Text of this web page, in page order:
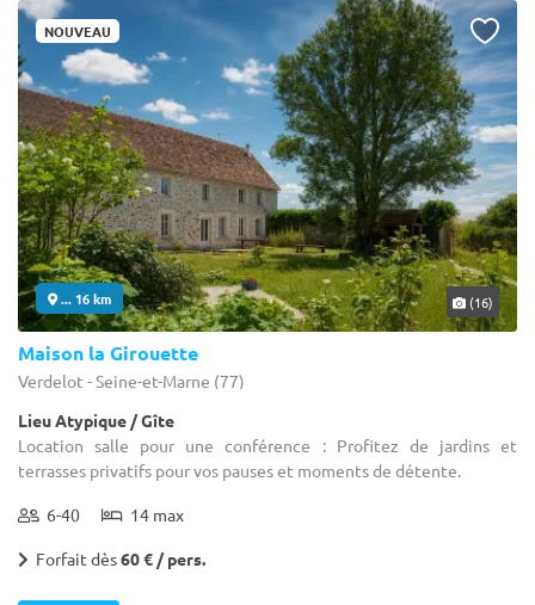
NOUVEAU
... 16 km (16)
Maison la Girouette
Verdelot - Seine-et-Marne (77)
Lieu Atypique / Gîte
Location salle pour une conférence : Profitez de jardins et
terrasses privatifs pour vos pauses et moments de détente.
6-40 14 max
Forfait dès60 € / pers.